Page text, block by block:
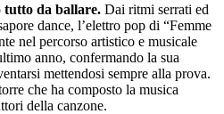
tutto da ballare. Dai ritmi serrati ed
dance, l’elettro pop di “Femme
nel percorso artistico e musicale
anno, confermando la sua
mettendosi sempre alla prova.
che ha composto la musica
della canzone.